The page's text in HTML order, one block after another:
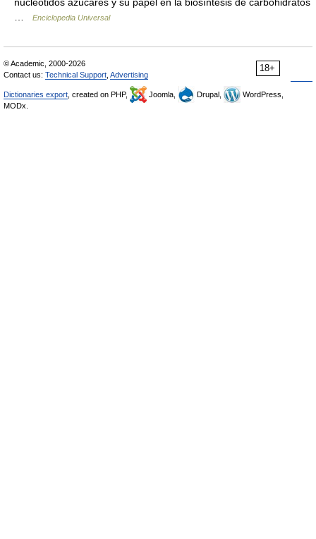
Enciclopedia Universal
18+
© Academic, 2000-2026
Contact us: Technical Support Advertising
Dictionaries export , created on PHP, Joomla, Drupal,
WordPress,
MODx.